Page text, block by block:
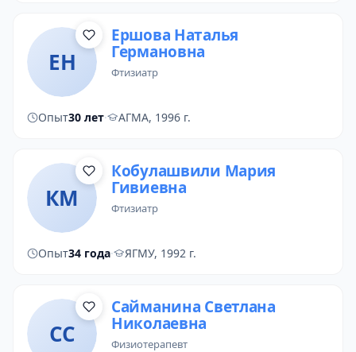
ЕН
Ершова Наталья
Германовна
фтизиатр
Опыт30 лет· АГМА, 1996 г.
КМ
Кобулашвили Мария
Гивиевна
фтизиатр
Опыт34 года· ЯГМУ, 1992 г.
СС
Сайманина Светлана
Николаевна
физиотерапевт